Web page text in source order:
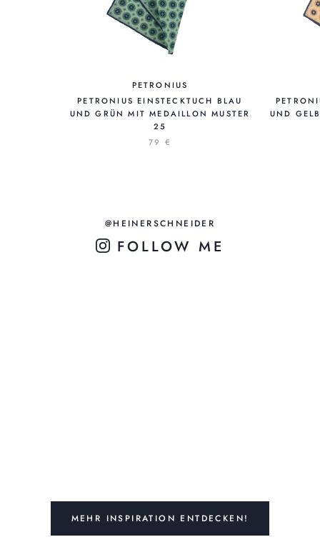
PETRONIUS
PETRONIUS EINSTECKTUCH BLAU
UND GRÜN MIT MEDAILLON MUSTER
25
79 €
UND
@HEINERSCHNEIDER
FOLLOW ME
MEHR INSPIRATION ENTDECKEN!